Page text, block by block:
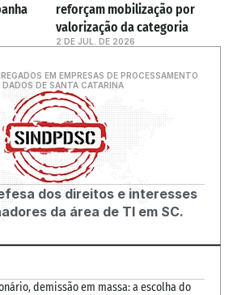
reforçam mobilização por
valorização da categoria
2 DE JUL. DE 2026
EM EMPRESAS DE PROCESSAMENTO
DADOS DE SANTA CATARINA
dos direitos e interesses
da área de TI em SC.
demissão em massa: a escolha do